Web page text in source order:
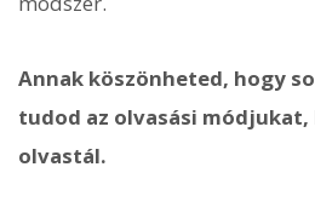
Annak köszönheted, hogy
tudod az olvasási módjukat,
olvastál.